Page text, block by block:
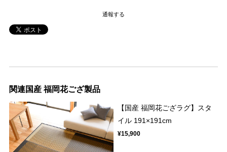
通報する
関連国産 福岡花ござ製品
【国産 福岡花ござラグ】スタ
イル 191×191cm
¥15,900